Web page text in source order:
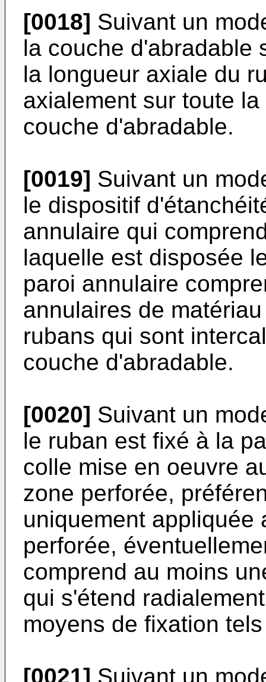
[0018] Suivant un
la couche d'abradable
la longueur axiale du
axialement sur toute
couche d'abradable.
[0019] Suivant un
le dispositif
annulaire qui
laquelle est disposée
paroi annulaire
annulaires de
rubans qui sont
couche d'abradable.
[0020] Suivant un
le ruban est fixé à la
colle mise en oeuvre
zone perforée,
uniquement appliquée
perforée,
comprend au moins
qui s'étend
moyens de fixation
[0021] Suivant un